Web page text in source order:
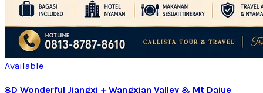
Available
8D Wonderful Jiangxi + Wangxian Valley & Mt Dajue